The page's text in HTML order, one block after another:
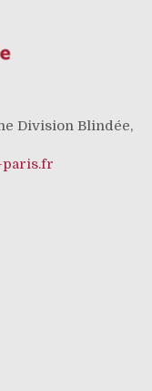
Division Blindée,
paris.fr